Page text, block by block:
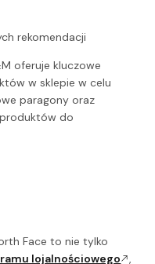
rekomendacji
oferuje kluczowe
w sklepie w celu
paragony oraz
do
Face to nie tylko
lojalnościowego
,